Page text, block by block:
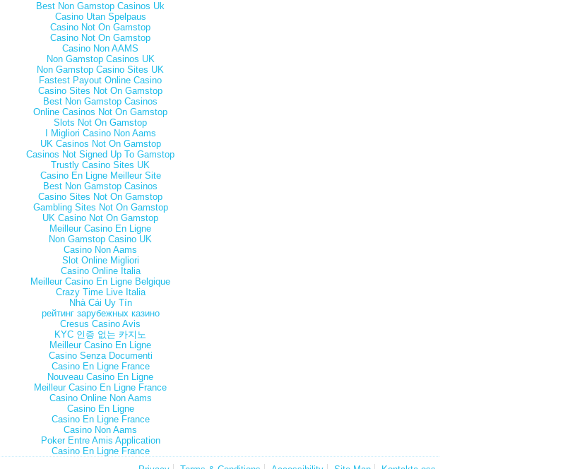
Best Non Gamstop Casinos Uk
Casino Utan Spelpaus
Casino Not On Gamstop
Casino Not On Gamstop
Casino Non AAMS
Non Gamstop Casinos UK
Non Gamstop Casino Sites UK
Fastest Payout Online Casino
Casino Sites Not On Gamstop
Best Non Gamstop Casinos
Online Casinos Not On Gamstop
Slots Not On Gamstop
I Migliori Casino Non Aams
UK Casinos Not On Gamstop
Casinos Not Signed Up To Gamstop
Trustly Casino Sites UK
Casino En Ligne Meilleur Site
Best Non Gamstop Casinos
Casino Sites Not On Gamstop
Gambling Sites Not On Gamstop
UK Casino Not On Gamstop
Meilleur Casino En Ligne
Non Gamstop Casino UK
Casino Non Aams
Slot Online Migliori
Casino Online Italia
Meilleur Casino En Ligne Belgique
Crazy Time Live Italia
Nhà Cái Uy Tín
рейтинг зарубежных казино
Cresus Casino Avis
KYC 인증 없는 카지노
Meilleur Casino En Ligne
Casino Senza Documenti
Casino En Ligne France
Nouveau Casino En Ligne
Meilleur Casino En Ligne France
Casino Online Non Aams
Casino En Ligne
Casino En Ligne France
Casino Non Aams
Poker Entre Amis Application
Casino En Ligne France